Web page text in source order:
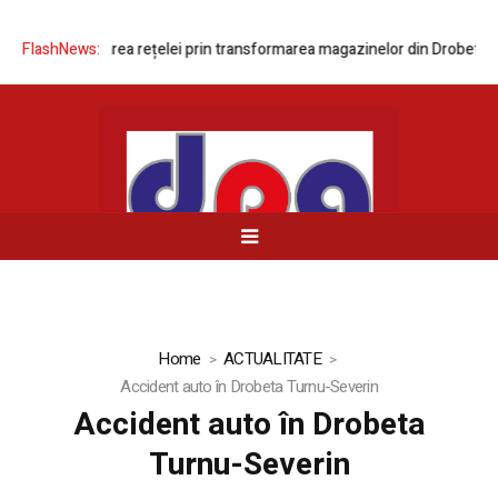
FlashNews:
modernizarea rețelei prin transformarea magazinelor din Drobeta-
Home
ACTUALITATE
Accident auto în Drobeta Turnu-Severin
Accident auto în Drobeta
Turnu-Severin